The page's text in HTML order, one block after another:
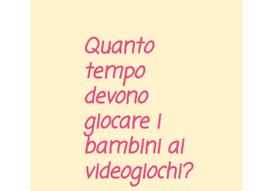
Quanto
tempo
devono
giocare i
bambini ai
videogiochi?